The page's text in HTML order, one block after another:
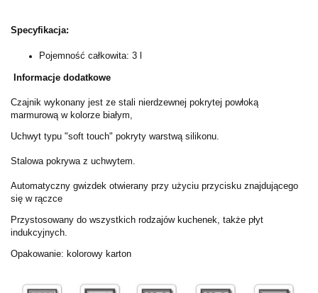
Specyfikacja:
Pojemność całkowita: 3 l
Informacje dodatkowe
Czajnik wykonany jest ze stali nierdzewnej pokrytej powłoką
marmurową w kolorze białym,
Uchwyt typu "soft touch" pokryty warstwą silikonu.
Stalowa pokrywa z uchwytem.
Automatyczny gwizdek otwierany przy użyciu przycisku znajdującego
się w rączce
Przystosowany do wszystkich rodzajów kuchenek, także płyt
indukcyjnych.
Opakowanie: kolorowy karton